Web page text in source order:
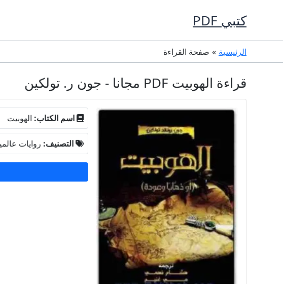
كتبي PDF
الرئيسية صفحة القراءة
قراءة الهوبيت PDF مجانا - جون ر. تولكين
اسم الكتاب: الهوبيت
التصنيف: روايات